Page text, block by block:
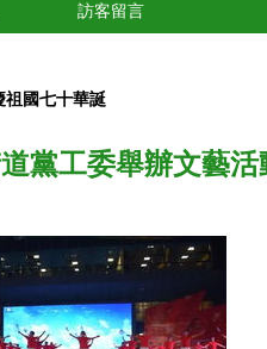
訪客留言
國七十華誕
工委舉辦文藝活